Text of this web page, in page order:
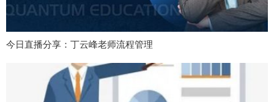
今日直播分享：丁云峰老师流程管理